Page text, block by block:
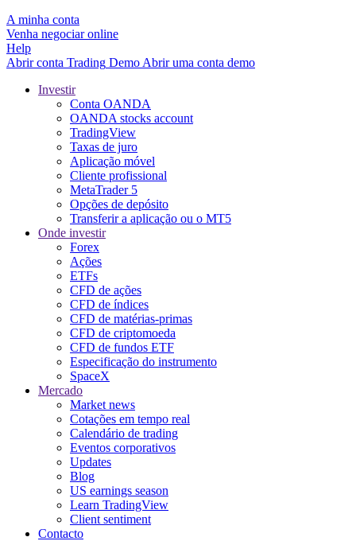
A minha conta
Venha negociar online
Help
Abrir conta Trading Demo Abrir uma conta demo
Investir
Conta OANDA
OANDA stocks account
TradingView
Taxas de juro
Aplicação móvel
Cliente profissional
MetaTrader 5
Opções de depósito
Transferir a aplicação ou o MT5
Onde investir
Forex
Ações
ETFs
CFD de ações
CFD de índices
CFD de matérias-primas
CFD de criptomoeda
CFD de fundos ETF
Especificação do instrumento
SpaceX
Mercado
Market news
Cotações em tempo real
Calendário de trading
Eventos corporativos
Updates
Blog
US earnings season
Learn TradingView
Client sentiment
Contacto